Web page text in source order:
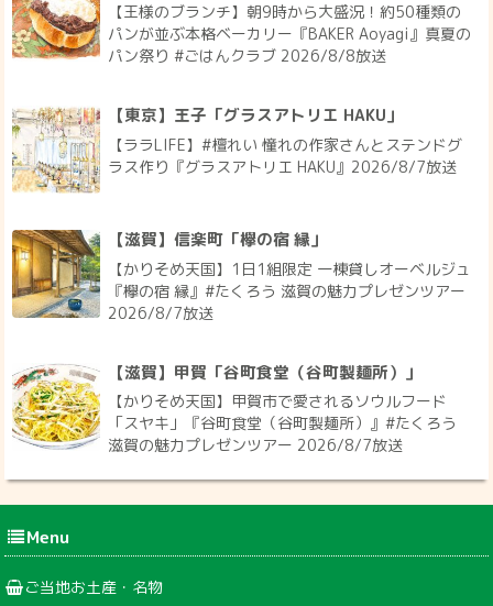
【王様のブランチ】朝9時から大盛況！約50種類の
パンが並ぶ本格ベーカリー『BAKER Aoyagi』真夏の
パン祭り #ごはんクラブ 2026/8/8放送
【東京】王子「グラスアトリエ HAKU」
【ララLIFE】#檀れい 憧れの作家さんとステンドグ
ラス作り『グラスアトリエ HAKU』2026/8/7放送
【滋賀】信楽町「欅の宿 縁」
【かりそめ天国】1日1組限定 一棟貸しオーベルジュ
『欅の宿 縁』#たくろう 滋賀の魅力プレゼンツアー
2026/8/7放送
【滋賀】甲賀「谷町食堂（谷町製麺所）」
【かりそめ天国】甲賀市で愛されるソウルフード
「スヤキ」『谷町食堂（谷町製麺所）』#たくろう
滋賀の魅力プレゼンツアー 2026/8/7放送
Menu
ご当地お土産・名物